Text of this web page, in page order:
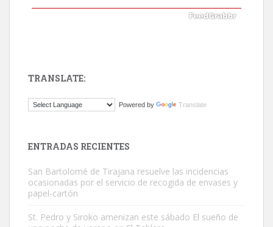
Este gato macho ha aparecido en la calle hace menos de un mes,
TRANSLATE:
Powered by Translate
ENTRADAS RECIENTES
San Bartolomé de Tirajana resuelve las incidencias
ocasionadas por el servicio de recogida de envases y
papel-cartón
St. Pedro y Siroko amenizan este sábado El sueño de